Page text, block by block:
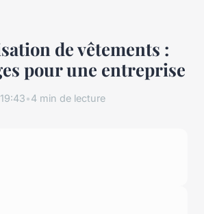
de vêtements :
pour une entreprise
•4 min de lecture